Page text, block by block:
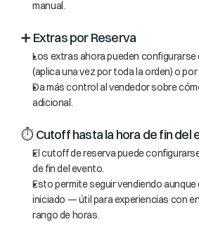
manual.
➕ Extras por Reserva
Los extras ahora pueden configurarse
(aplica una vez por toda la orden) o
Da más control al vendedor sobre
adicional.
⏱️ Cutoff hasta la hora de fin del
El cutoff de reserva puede
de fin del evento.
Esto permite seguir vendiendo aunque
iniciado — útil para experiencias con
rango de horas.